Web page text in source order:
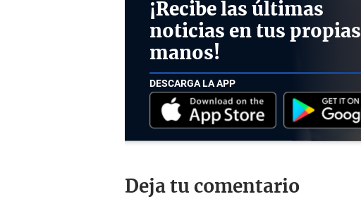
¡Recibe las últimas
noticias en tus propias
manos!
DESCARGA LA APP
Deja tu comentario